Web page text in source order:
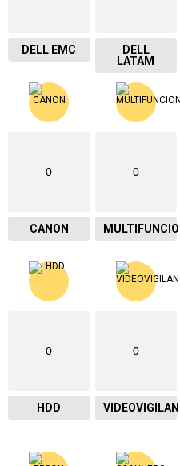
DELL EMC
DELL
LATAM
0
CANON
0
0
HDD
0